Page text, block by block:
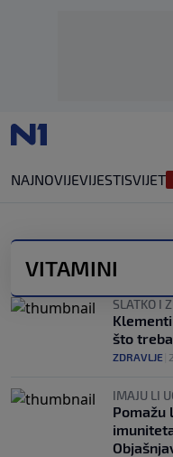
NAJNOVIJEVIJESTISVIJET
VITAMINI
SLATKO I
što
ZDRAVLJE
IMAJU LI
Pomažu